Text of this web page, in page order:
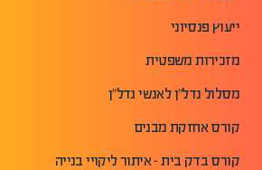
ייעוץ פנסיוני
מזכירות משפטית
מסלול נדל"ן לאנשי נדל"ן
קורס אחזקת מבנים
קורס בדק בית - איתור ליקויי בנייה